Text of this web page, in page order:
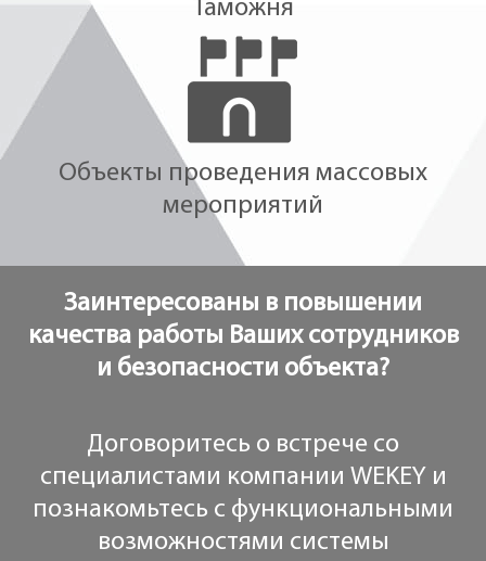
Таможня
Объекты проведения массовых
мероприятий
Заинтересованы в повышении
качества работы Ваших сотрудников
и безопасности объекта?
Договоритесь о встрече со
специалистами компании WEKEY и
познакомьтесь с функциональными
возможностями системы